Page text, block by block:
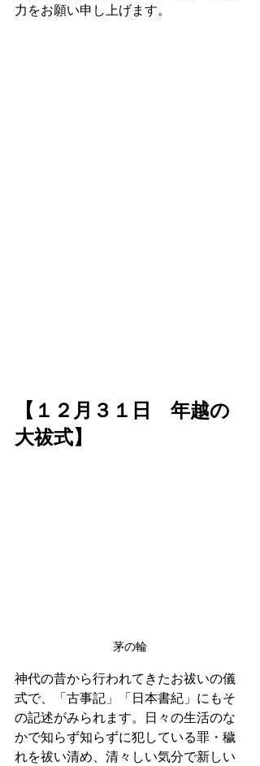
力をお願い申し上げます。
【１２月３１日　年越の
大祓式】
茅の輪
神代の昔から行われてきたお祓いの儀
式で、「古事記」「日本書紀」にもそ
の記述がみられます。日々の生活のな
かで知らず知らずに犯している罪・穢
れを祓い清め、清々しい気分で新しい